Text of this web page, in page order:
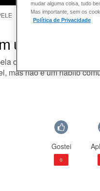
utilizar
celulite, mas têm um
mas não é um hábito
Gostei
0
mudar alguma coisa, tudo
Mas importante, sem os
Política de Privacidade